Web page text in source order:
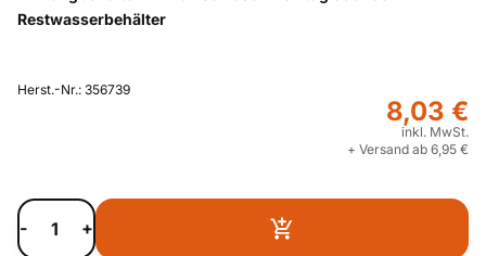
Restwasserbehälter
Herst.-Nr.: 356739
8,03 €
inkl. MwSt.
+ Versand ab 6,95 €
- +